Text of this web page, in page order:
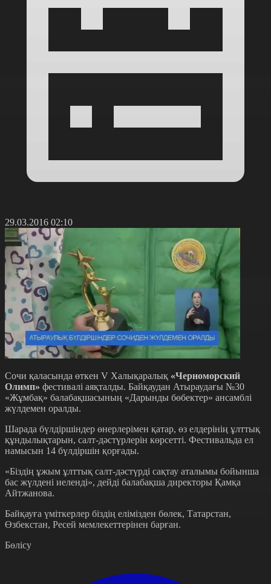
29.03.2016 02:10
Сочи қаласында өткен V Халықаралық «Черноморский
Олимп» фестивалі аяқталды. Байқаудан Атыраудағы №30
«Жұмбақ» балабақшасының «Дарынды бөбектер» ансамблі
жүлдемен оралды.
Шарада бүлдіршіндер өнерлерімен қатар, өз елдерінің ұлттық
құндылықтарын, салт-дәстүрлерін көрсетті. Фестивальда ел
намысын 14 бүлдіршін қорғады.
«Біздің ұжым ұлттық салт-дәстүрді сақтау аталымы бойынша
бас жүлдені иеленді», дейді балабақша директоры Қамқа
Айтжанова.
Байқауға үміткерлер біздің елімізден бөлек, Татарстан,
Өзбекстан, Ресей мемлекеттерінен барған.
Бөлісу